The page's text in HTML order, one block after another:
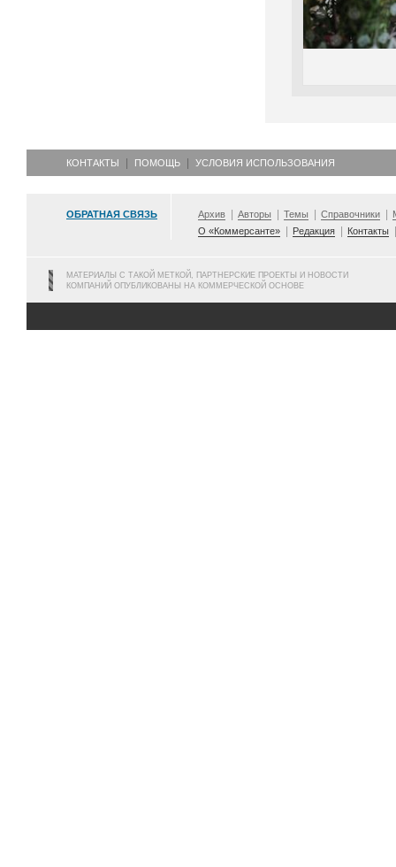
КОНТАКТЫ ПОМОЩЬ УСЛОВИЯ ИСПОЛЬЗОВАНИЯ
ОБРАТНАЯ СВЯЗЬ Архив Авторы Темы Справочники
О «Коммерсанте»
Редакция Контакты
МАТЕРИАЛЫ С ТАКОЙ МЕТКОЙ, ПАРТНЕРСКИЕ ПРОЕКТЫ И НОВОСТИ
КОМПАНИЙ ОПУБЛИКОВАНЫ НА КОММЕРЧЕСКОЙ ОСНОВЕ